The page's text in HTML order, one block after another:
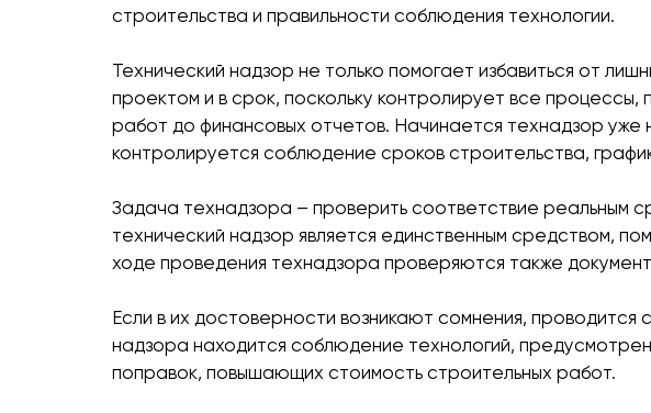
строительства и правильности соблюдения технологии.
Технический надзор не только помогает избавиться от
проектом и в срок, поскольку контролирует все
работ до финансовых отчетов. Начинается технадзор
контролируется соблюдение сроков строительства,
Задача технадзора – проверить соответствие реальным
технический надзор является единственным средством,
ходе проведения технадзора проверяются также
Если в их достоверности возникают сомнения,
надзора находится соблюдение технологий,
поправок, повышающих стоимость строительных работ.